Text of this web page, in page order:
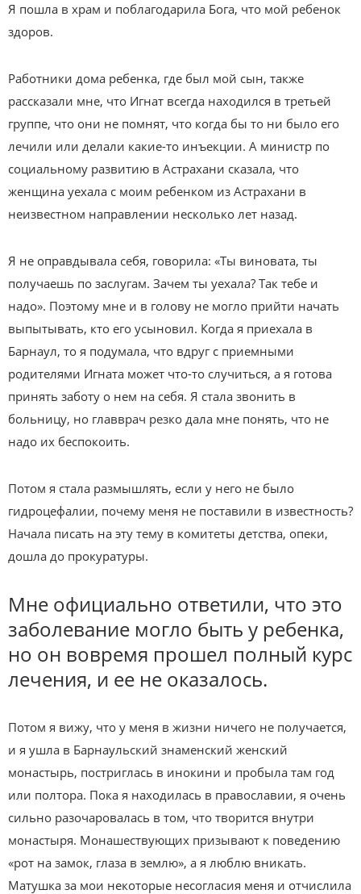
Я пошла в храм и поблагодарила Бога, что мой ребенок
здоров.
Работники дома ребенка, где был мой сын, также
рассказали мне, что Игнат всегда находился в третьей
группе, что они не помнят, что когда бы то ни было его
лечили или делали какие-то инъекции. А министр по
социальному развитию в Астрахани сказала, что
женщина уехала с моим ребенком из Астрахани в
неизвестном направлении несколько лет назад.
Я не оправдывала себя, говорила: «Ты виновата, ты
получаешь по заслугам. Зачем ты уехала? Так тебе и
надо». Поэтому мне и в голову не могло прийти начать
выпытывать, кто его усыновил. Когда я приехала в
Барнаул, то я подумала, что вдруг с приемными
родителями Игната может что-то случиться, а я готова
принять заботу о нем на себя. Я стала звонить в
больницу, но главврач резко дала мне понять, что не
надо их беспокоить.
Потом я стала размышлять, если у него не было
гидроцефалии, почему меня не поставили в известность?
Начала писать на эту тему в комитеты детства, опеки,
дошла до прокуратуры.
Мне официально ответили, что это
заболевание могло быть у ребенка,
но он вовремя прошел полный курс
лечения, и ее не оказалось.
Потом я вижу, что у меня в жизни ничего не получается,
и я ушла в Барнаульский знаменский женский
монастырь, постриглась в инокини и пробыла там год
или полтора. Пока я находилась в православии, я очень
сильно разочаровалась в том, что творится внутри
монастыря. Монашествующих призывают к поведению
«рот на замок, глаза в землю», а я люблю вникать.
Матушка за мои некоторые несогласия меня и отчислила